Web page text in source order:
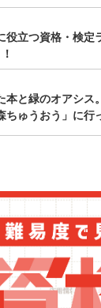
役立つ資格・検定
本と緑のオアシス
ちゅうおう」に行